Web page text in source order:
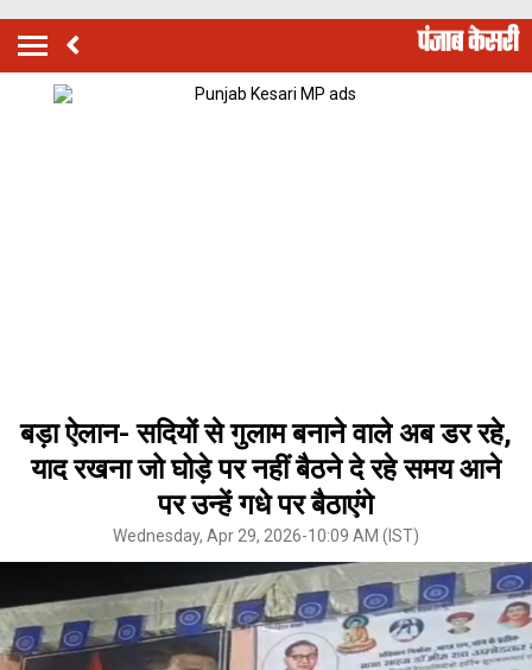
बड़ा ऐलान- सदियों से गुलाम बनाने वाले अब डर रहे,
याद रखना जो घोड़े पर नहीं बैठने दे रहे समय आने
पर उन्हें गधे पर बैठाएंगे
Wednesday, Apr 29, 2026-10:09 AM (IST)